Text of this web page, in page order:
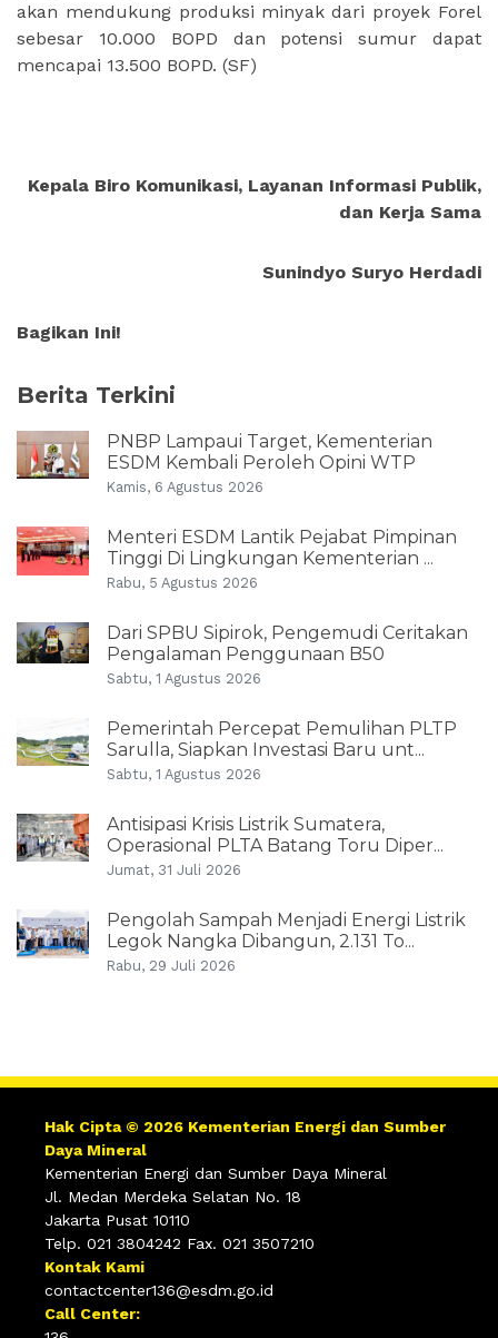
akan mendukung produksi minyak dari proyek Forel
sebesar 10.000 BOPD dan potensi sumur dapat
mencapai 13.500 BOPD. (SF)
Kepala Biro Komunikasi, Layanan Informasi Publik,
dan Kerja Sama
Sunindyo Suryo Herdadi
Bagikan Ini!
Berita Terkini
PNBP Lampaui Target, Kementerian
ESDM Kembali Peroleh Opini WTP
Kamis, 6 Agustus 2026
Menteri ESDM Lantik Pejabat Pimpinan
Tinggi Di Lingkungan Kementerian ...
Rabu, 5 Agustus 2026
Dari SPBU Sipirok, Pengemudi Ceritakan
Pengalaman Penggunaan B50
Sabtu, 1 Agustus 2026
Pemerintah Percepat Pemulihan PLTP
Sarulla, Siapkan Investasi Baru unt...
Sabtu, 1 Agustus 2026
Antisipasi Krisis Listrik Sumatera,
Operasional PLTA Batang Toru Diper...
Jumat, 31 Juli 2026
Pengolah Sampah Menjadi Energi Listrik
Legok Nangka Dibangun, 2.131 To...
Rabu, 29 Juli 2026
Hak Cipta © 2026 Kementerian Energi dan Sumber
Daya Mineral
Kementerian Energi dan Sumber Daya Mineral
Jl. Medan Merdeka Selatan No. 18
Jakarta Pusat 10110
Telp. 021 3804242 Fax. 021 3507210
Kontak Kami
contactcenter136@esdm.go.id
Call Center: